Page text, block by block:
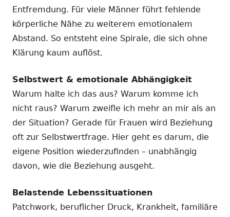
Entfremdung. Für viele Männer führt fehlende
körperliche Nähe zu weiterem emotionalem
Abstand. So entsteht eine Spirale, die sich ohne
Klärung kaum auflöst.
Selbstwert & emotionale Abhängigkeit
Warum halte ich das aus? Warum komme ich
nicht raus? Warum zweifle ich mehr an mir als an
der Situation? Gerade für Frauen wird Beziehung
oft zur Selbstwertfrage. Hier geht es darum, die
eigene Position wiederzufinden – unabhängig
davon, wie die Beziehung ausgeht.
Belastende Lebenssituationen
Patchwork, beruflicher Druck, Krankheit, familiäre